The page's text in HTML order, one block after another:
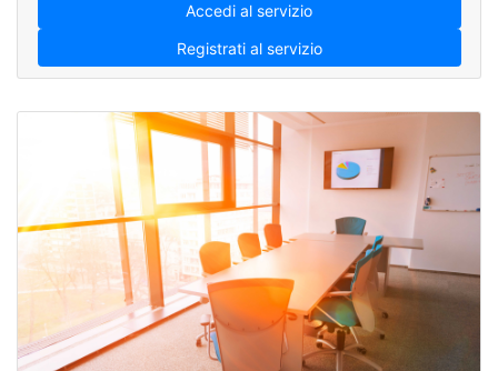
Accedi al servizio
Registrati al servizio